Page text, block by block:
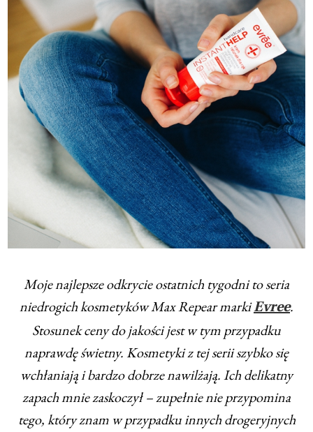
Moje najlepsze odkrycie ostatnich tygodni to seria
niedrogich kosmetyków Max Repear markiEvree.
Stosunek ceny do jakości jest w tym przypadku
naprawdę świetny. Kosmetyki z tej serii szybko się
wchłaniają i bardzo dobrze nawilżają. Ich delikatny
zapach mnie zaskoczył – zupełnie nie przypomina
tego, który znam w przypadku innych drogeryjnych